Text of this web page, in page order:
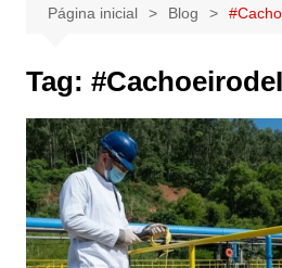
Página inicial Blog
Tag: